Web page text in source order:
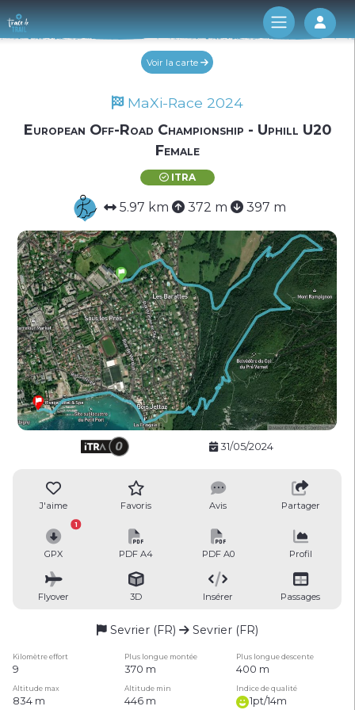
Log
Voir la carte
MaXi-Race 2024
European Off-Road Championship - Uphill U20
Female
ITRA
5.97 km 372 m 397 m
31/05/2024
J'aime Favoris Avis Partager
GPX
1
PDF A4 PDF A0 Profil
Flyover 3D Insérer Passages
Sevrier (FR) Sevrier (FR)
Kilomètre effort Plus longue montée Plus longue descente
9 370 m 400 m
Altitude max Altitude min Indice de qualité
834 m 446 m 1pt/14m